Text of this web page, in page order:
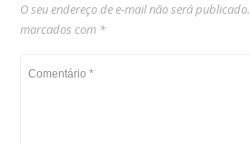
O seu endereço de e-mail não será publicado.
marcados com *